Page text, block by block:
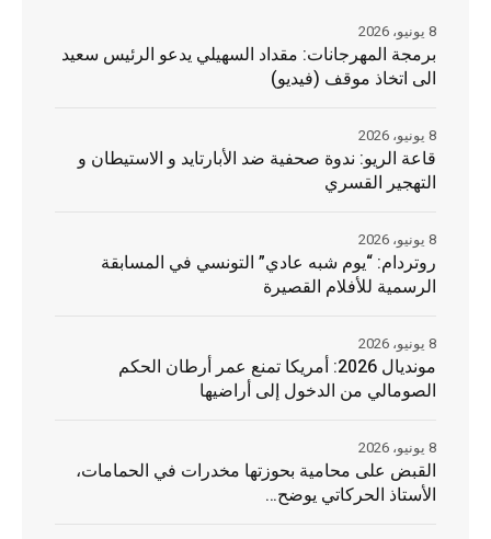
برمجة المهرجانات: مقداد السهيلي يدعو الرئيس سعيد
الى اتخاذ موقف (فيديو)
8 يونيو، 2026
قاعة الريو: ندوة صحفية ضد الأبارتايد و الاستيطان و
التهجير القسري
8 يونيو، 2026
روتردام: “يوم شبه عادي” التونسي في المسابقة
الرسمية للأفلام القصيرة
8 يونيو، 2026
مونديال 2026: أمريكا تمنع عمر أرطان الحكم
الصومالي من الدخول إلى أراضيها
8 يونيو، 2026
القبض على محامية بحوزتها مخدرات في الحمامات،
الأستاذ الحركاتي يوضح…
8 يونيو، 2026